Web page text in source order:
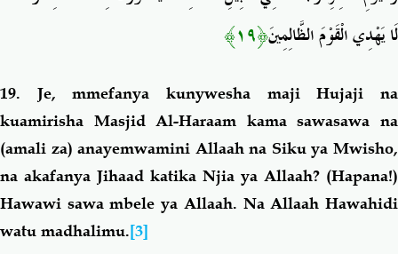
لَا يَهْدِي الْقَوْمَ الظَّالِمِينَ﴿١٩﴾
19. Je, mmefanya kunywesha maji Hujaji na
kuamirisha Masjid Al-Haraam kama sawasawa na
(amali za) anayemwamini Allaah na Siku ya Mwisho,
na akafanya Jihaad katika Njia ya Allaah? (Hapana!)
Hawawi sawa mbele ya Allaah. Na Allaah Hawahidi
watu madhalimu.[3]